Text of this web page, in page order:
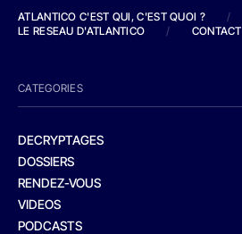
ATLANTICO C'EST QUI, C'EST QUOI ?
/
LE RESEAU D'ATLANTICO
/ CONTACT
CATEGORIES
DECRYPTAGES
DOSSIERS
RENDEZ-VOUS
VIDEOS
PODCASTS